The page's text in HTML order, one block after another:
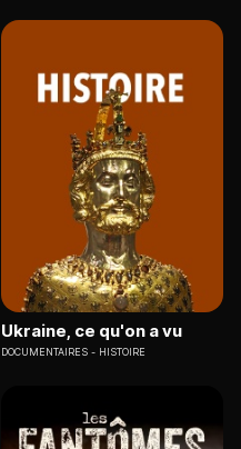
Ukraine, ce qu'on a vu
DOCUMENTAIRES HISTOIRE